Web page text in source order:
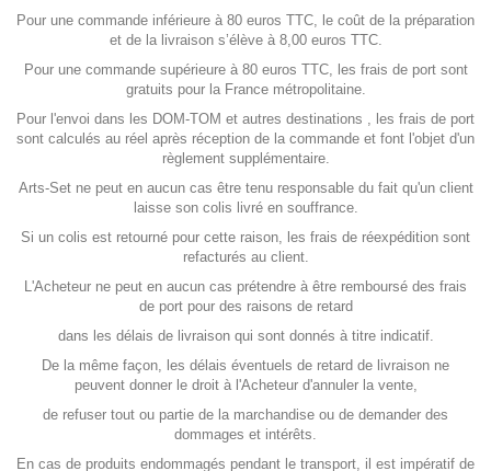
Pour une commande inférieure à 80 euros TTC, le coût de la préparation
et de la livraison s’élève à 8,00 euros TTC.
Pour une commande supérieure à 80 euros TTC, les frais de port sont
gratuits pour la France métropolitaine.
Pour l'envoi dans les DOM-TOM et autres destinations , les frais de port
sont calculés au réel après réception de la commande et font l'objet d'un
règlement supplémentaire.
Arts-Set ne peut en aucun cas être tenu responsable du fait qu'un client
laisse son colis livré en souffrance.
Si un colis est retourné pour cette raison, les frais de réexpédition sont
refacturés au client.
L'Acheteur ne peut en aucun cas prétendre à être remboursé des frais
de port pour des raisons de retard
dans les délais de livraison qui sont donnés à titre indicatif.
De la même façon, les délais éventuels de retard de livraison ne
peuvent donner le droit à l'Acheteur d'annuler la vente,
de refuser tout ou partie de la marchandise ou de demander des
dommages et intérêts.
En cas de produits endommagés pendant le transport, il est impératif de